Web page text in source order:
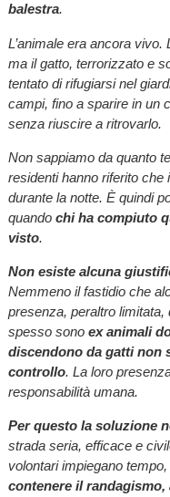
balestra.
L’animale era ancora
ma il gatto, terrorizzato e
tentato di rifugiarsi nel
campi, fino a sparire in un
senza riuscire a ritrovarlo.
Non sappiamo da quanto
residenti hanno riferito che
durante la notte. È quindi
quando chi ha compiuto
visto.
Non esiste alcuna
Nemmeno il fastidio che
presenza, peraltro limitata,
spesso sono ex animali
discendono da gatti non
controllo. La loro
responsabilità umana.
Per questo la soluzione
strada seria, efficace e
volontari impiegano
contenere il